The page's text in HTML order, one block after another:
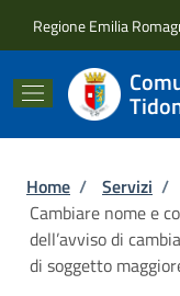
Regione Emilia
Briciole
Home / Servizi /
Cambiare nome e
dell’avviso di
di soggetto